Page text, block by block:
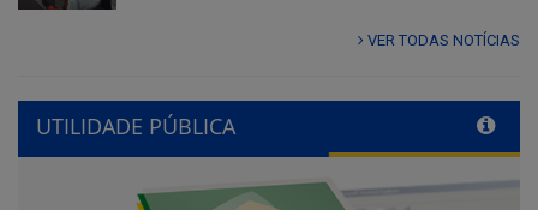
VER TODAS NOTÍCIAS
UTILIDADE PÚBLICA